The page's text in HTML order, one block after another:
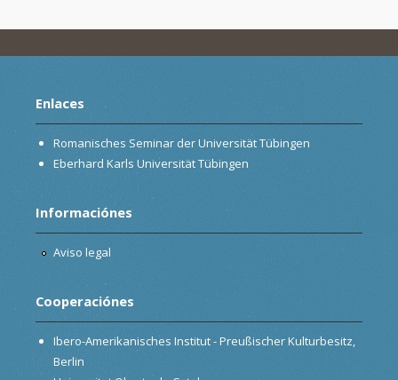
Enlaces
Romanisches Seminar der Universität Tübingen
Eberhard Karls Universität Tübingen
Informaciónes
Aviso legal
Cooperaciónes
Ibero-Amerikanisches Institut - Preußischer Kulturbesitz,
Berlin